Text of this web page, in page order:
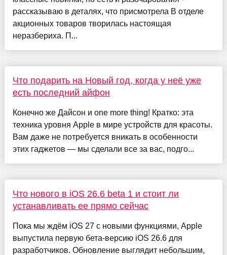
рассказываю в деталях, что присмотрела В отделе
акционных товаров творилась настоящая
неразбериха. П...
Что подарить на Новый год, когда у неё уже
есть последний айфон
Конечно же Дайсон и one more thing! Кратко: эта
техника уровня Apple в мире устройств для красоты.
Вам даже не потребуется вникать в особенности
этих гаджетов — мы сделали все за вас, подго...
Что нового в iOS 26.6 beta 1 и стоит ли
устанавливать ее прямо сейчас
Пока мы ждём iOS 27 с новыми функциями, Apple
выпустила первую бета-версию iOS 26.6 для
разработчиков. Обновление выглядит небольшим,